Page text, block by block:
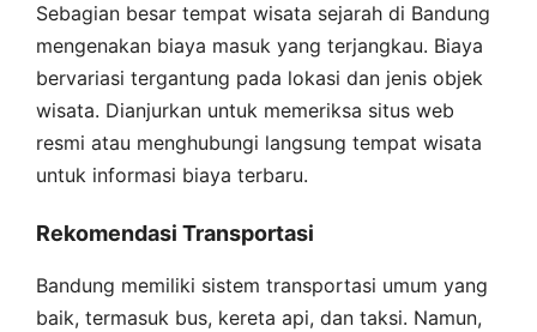
Sebagian besar tempat wisata sejarah di Bandung
mengenakan biaya masuk yang terjangkau. Biaya
bervariasi tergantung pada lokasi dan jenis objek
wisata. Dianjurkan untuk memeriksa situs web
resmi atau menghubungi langsung tempat wisata
untuk informasi biaya terbaru.
Rekomendasi Transportasi
Bandung memiliki sistem transportasi umum yang
baik, termasuk bus, kereta api, dan taksi. Namun,